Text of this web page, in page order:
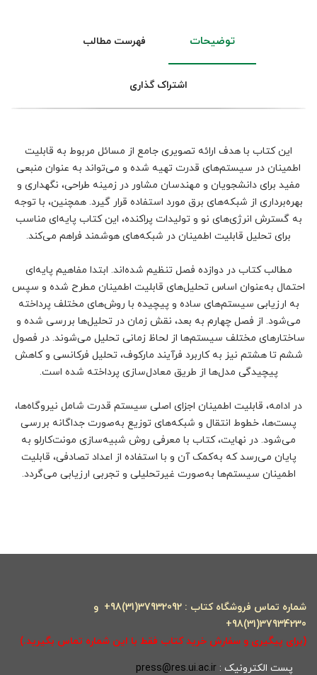
توضیحات فهرست مطالب
اشتراک گذاری
این کتاب با هدف ارائه تصویری جامع از مسائل مربوط به قابلیت
اطمینان در سیستم‌های قدرت تهیه شده و می‌تواند به عنوان منبعی
مفید برای دانشجویان و مهندسان مشاور در زمینه طراحی، نگهداری و
بهره‌برداری از شبکه‌های برق مورد استفاده قرار گیرد. همچنین، با توجه
به گسترش انرژی‌های نو و تولیدات پراکنده، این کتاب پایه‌ای مناسب
برای تحلیل قابلیت اطمینان در شبکه‌های هوشمند فراهم می‌کند.
مطالب کتاب در دوازده فصل تنظیم شده‌اند. ابتدا مفاهیم پایه‌ای
احتمال به‌عنوان اساس تحلیل‌های قابلیت اطمینان مطرح شده و سپس
به ارزیابی سیستم‌های ساده و پیچیده با روش‌های مختلف پرداخته
می‌شود. از فصل چهارم به بعد، نقش زمان در تحلیل‌ها بررسی شده و
ساختارهای مختلف سیستم‌ها از لحاظ زمانی تحلیل می‌شوند. در فصول
ششم تا هشتم نیز به کاربرد فرآیند مارکوف، تحلیل فرکانسی و کاهش
پیچیدگی مدل‌ها از طریق معادل‌سازی پرداخته شده است.
در ادامه، قابلیت اطمینان اجزای اصلی سیستم قدرت شامل نیروگاه‌ها،
پست‌ها، خطوط انتقال و شبکه‌های توزیع به‌صورت جداگانه بررسی
می‌شود. در نهایت، کتاب با معرفی روش شبیه‌سازی مونت‌کارلو به
پایان می‌رسد که به‌کمک آن و با استفاده از اعداد تصادفی، قابلیت
اطمینان سیستم‌ها به‌صورت غیرتحلیلی و تجربی ارزیابی می‌گردد.
شماره تماس فروشگاه کتاب : 37932092(31)98+ و
37934230(31)98+
(برای پیگیری و سفارش خرید کتاب فقط با این شماره تماس بگیرید.)
پست الکترونیک : press@res.ui.ac.ir